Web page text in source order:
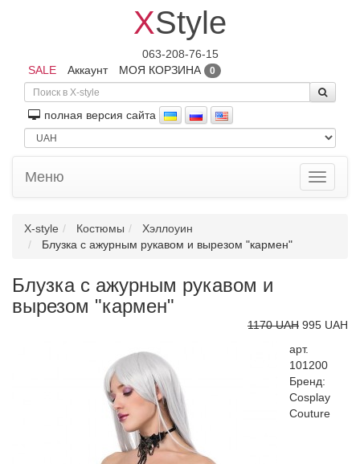
XStyle
063-208-76-15
SALE
Аккаунт МОЯ КОРЗИНА 0
полная версия сайта
Toggle
Меню
X-style Костюмы
Хэллоуин
Блузка с ажурным рукавом и вырезом "кармен"
Блузка с ажурным рукавом и
вырезом "кармен"
1170 UAH 995 UAH
арт.
101200
Бренд:
Cosplay
Couture